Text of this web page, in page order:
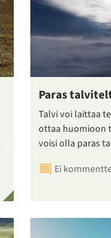
Paras
Talvi voi laittaa
ottaa huomioon
voisi olla paras
Ei